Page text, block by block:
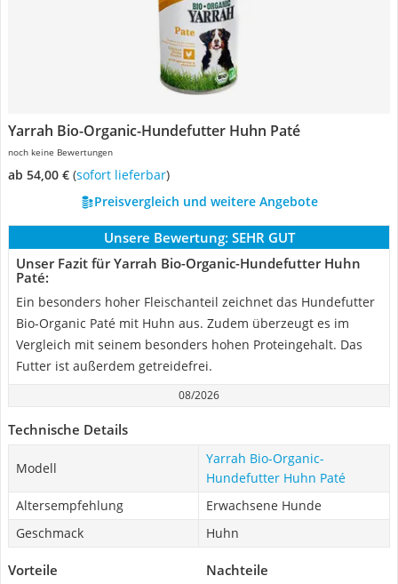
Yarrah Bio-Organic-Hundefutter Huhn Paté
noch keine Bewertungen
ab 54,00 € ( Sofort lieferbar)
Preisvergleich und weitere Angebote
Unsere Bewertung: SEHR GUT
Unser Fazit für Yarrah Bio-Organic-Hundefutter Huhn
Paté:
Ein besonders hoher Fleischanteil zeichnet das Hundefutter
Bio-Organic Paté mit Huhn aus. Zudem überzeugt es im
Vergleich mit seinem besonders hohen Proteingehalt. Das
Futter ist außerdem getreidefrei.
08/2026
Technische Details
Modell
Yarrah Bio-Organic-
Hundefutter Huhn Paté
Altersempfehlung
Erwachsene Hunde
Geschmack
Huhn
Vorteile Nachteile